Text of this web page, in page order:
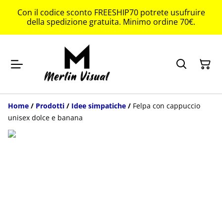
Con il codice sconto FREESHIP70 potrete usufruire
della spedizione gratuita. Minimo ordine 70€.
Home / Prodotti / Idee simpatiche / Felpa con cappuccio
unisex dolce e banana